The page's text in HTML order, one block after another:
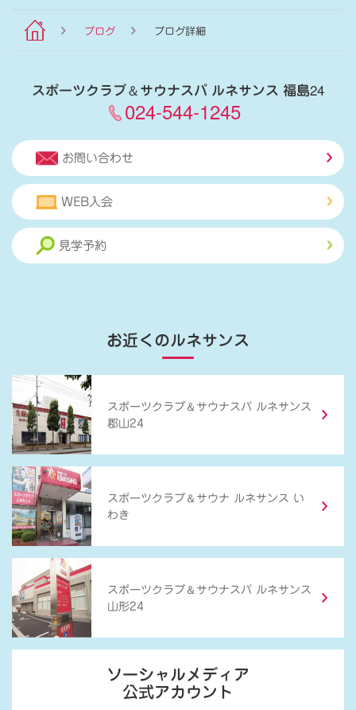
ブログ ブログ詳細
スポーツクラブ＆サウナスパ ルネサンス 福島24
024-544-1245
お問い合わせ
WEB入会
見学予約
お近くのルネサンス
スポーツクラブ ＆ サウナスパ ルネサンス
郡山24
スポーツクラブ ＆ サウナ ルネサンス い
わき
スポーツクラブ ＆ サウナスパ ルネサンス
山形24
ソーシャルメディア
公式アカウント